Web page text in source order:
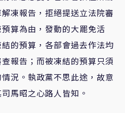
凍報告，拒絕提送立法院審
算為由，發動的大罷免活
的預算，各部會過去作法均
報告；而被凍結的預算只須
況。執政黨不思此途，故意
馬昭之心路人皆知。